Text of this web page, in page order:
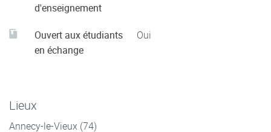
d'enseignement
Ouvert aux étudiants
en échange
Oui
Lieux
Annecy-le-Vieux (74)